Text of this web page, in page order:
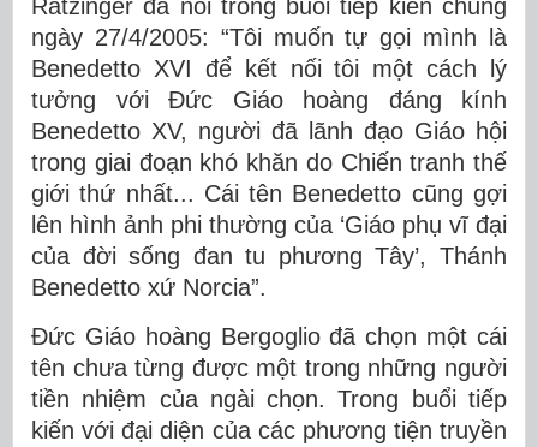
Ratzinger đã nói trong buổi tiếp kiến ​​chung
ngày 27/4/2005: “Tôi muốn tự gọi mình là
Benedetto XVI để kết nối tôi một cách lý
tưởng với Đức Giáo hoàng đáng kính
Benedetto XV, người đã lãnh đạo Giáo hội
trong giai đoạn khó khăn do Chiến tranh thế
giới thứ nhất... Cái tên Benedetto cũng gợi
lên hình ảnh phi thường của ‘Giáo phụ vĩ đại
của đời sống đan tu phương Tây’, Thánh
Benedetto xứ Norcia”.
Đức Giáo hoàng Bergoglio đã chọn một cái
tên chưa từng được một trong những người
tiền nhiệm của ngài chọn. Trong buổi tiếp
kiến ​​với đại diện của các phương tiện truyền